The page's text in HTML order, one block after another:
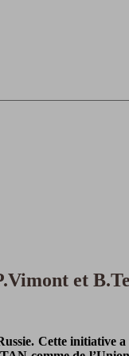
et
Cette initiative